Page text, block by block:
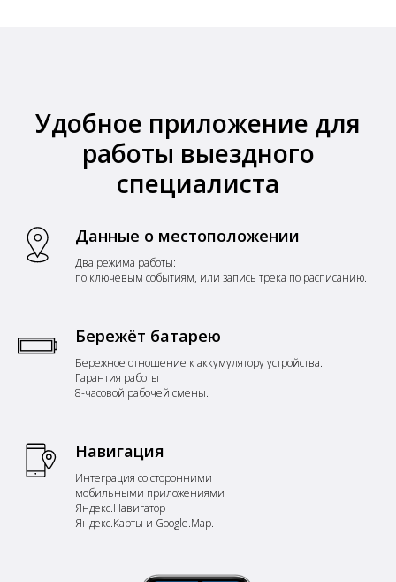
Удобное приложение для
работы выездного
специалиста
Данные о местоположении
Два режима работы:
по ключевым событиям, или запись трека по расписанию.
Бережёт батарею
Бережное отношение к аккумулятору устройства.
Гарантия работы
8-часовой рабочей смены.
Навигация
Интеграция со сторонними
мобильными приложениями
Яндекс.Навигатор
Яндекс.Карты и Google.Map.